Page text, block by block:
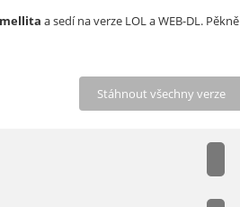
a sedí na verze LOL a WEB-DL. Pěkně
Stáhnout všechny verze